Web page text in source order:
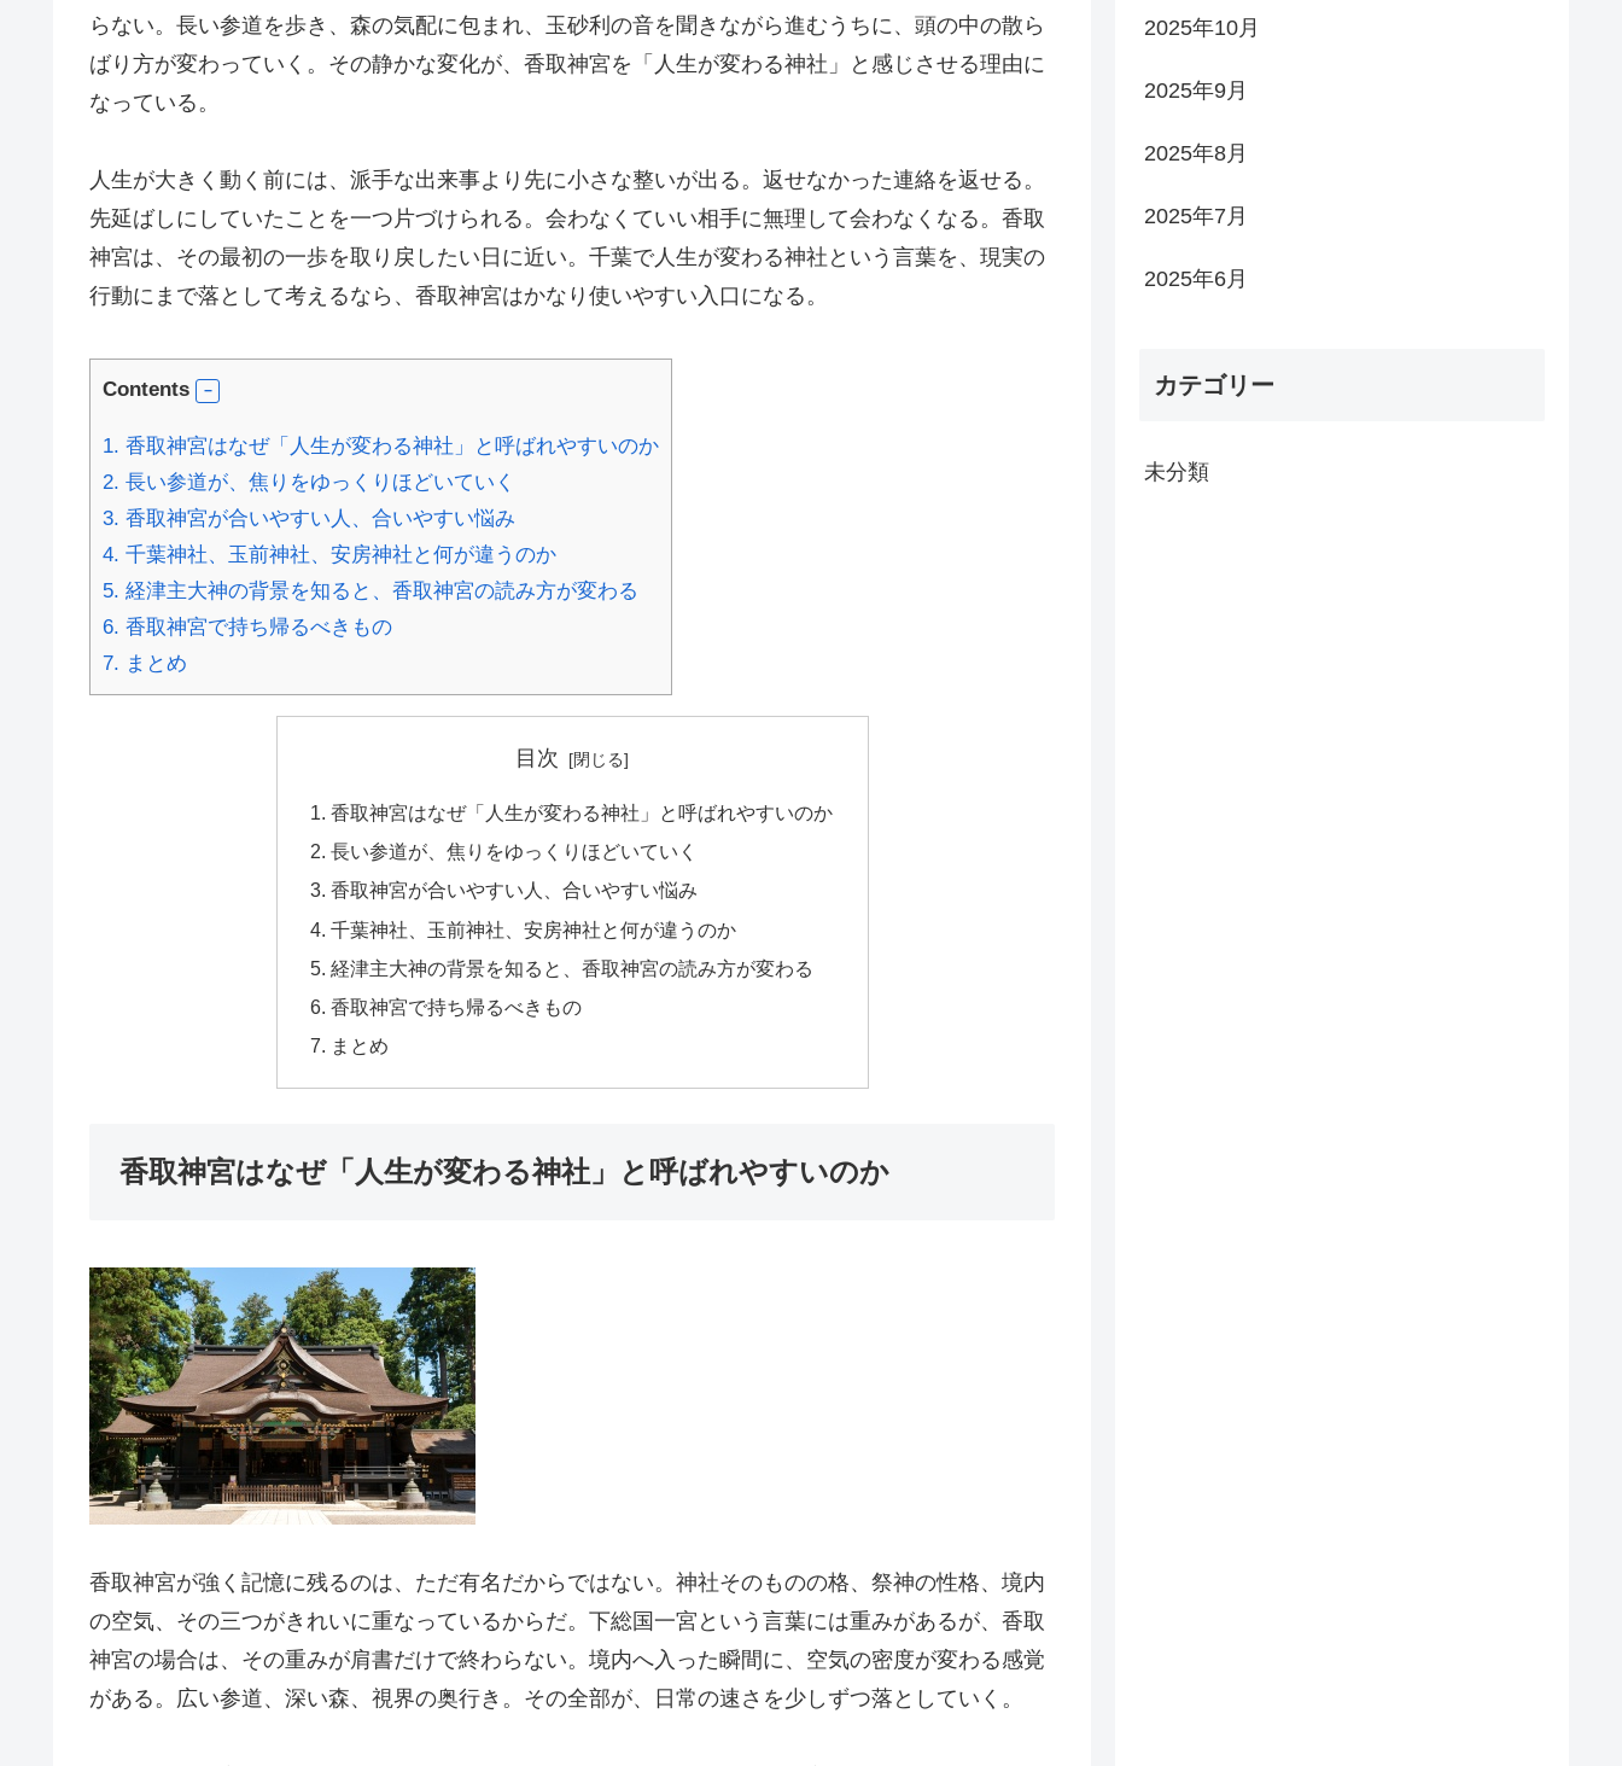
らない。長い参道を歩き、森の気配に包まれ、玉砂利の音を聞きながら進むうちに、頭の中の散ら
ばり方が変わっていく。その静かな変化が、香取神宮を「人生が変わる神社」と感じさせる理由に
なっている。
人生が大きく動く前には、派手な出来事より先に小さな整いが出る。返せなかった連絡を返せる。
先延ばしにしていたことを一つ片づけられる。会わなくていい相手に無理して会わなくなる。香取
神宮は、その最初の一歩を取り戻したい日に近い。千葉で人生が変わる神社という言葉を、現実の
行動にまで落として考えるなら、香取神宮はかなり使いやすい入口になる。
Contents
1. 香取神宮はなぜ「人生が変わる神社」と呼ばれやすいのか
2. 長い参道が、焦りをゆっくりほどいていく
3. 香取神宮が合いやすい人、合いやすい悩み
4. 千葉神社、玉前神社、安房神社と何が違うのか
5. 経津主大神の背景を知ると、香取神宮の読み方が変わる
6. 香取神宮で持ち帰るべきもの
7. まとめ
目次
香取神宮はなぜ「人生が変わる神社」と呼ばれやすいのか
長い参道が、焦りをゆっくりほどいていく
香取神宮が合いやすい人、合いやすい悩み
千葉神社、玉前神社、安房神社と何が違うのか
経津主大神の背景を知ると、香取神宮の読み方が変わる
香取神宮で持ち帰るべきもの
まとめ
香取神宮はなぜ「人生が変わる神社」と呼ばれやすいのか
香取神宮が強く記憶に残るのは、ただ有名だからではない。神社そのものの格、祭神の性格、境内
の空気、その三つがきれいに重なっているからだ。下総国一宮という言葉には重みがあるが、香取
神宮の場合は、その重みが肩書だけで終わらない。境内へ入った瞬間に、空気の密度が変わる感覚
がある。広い参道、深い森、視界の奥行き。その全部が、日常の速さを少しずつ落としていく。
2025年10月
2025年9月
2025年8月
2025年7月
2025年6月
カテゴリー
未分類